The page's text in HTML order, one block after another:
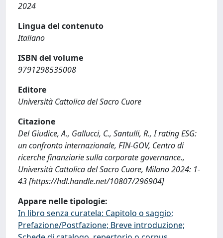
2024
Lingua del contenuto
Italiano
ISBN del volume
9791298535008
Editore
Università Cattolica del Sacro Cuore
Citazione
Del Giudice, A., Gallucci, C., Santulli, R., I rating ESG:
un confronto internazionale, FIN-GOV, Centro di
ricerche finanziarie sulla corporate governance.,
Università Cattolica del Sacro Cuore, Milano 2024: 1-
43 [https://hdl.handle.net/10807/296904]
Appare nelle tipologie:
In libro senza curatela: Capitolo o saggio;
Prefazione/Postfazione; Breve introduzione;